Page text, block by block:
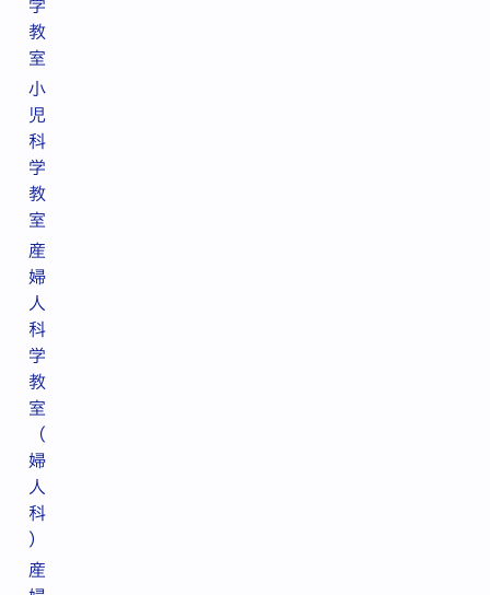
学
教
室
小
児
科
学
教
室
産
婦
人
科
学
教
室
（
婦
人
科
）
産